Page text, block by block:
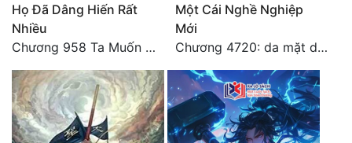
Trinh Thám
Triều Đấu
Trùng Sinh
Trọng Sinh
Tu Chân
Họ Đã Dâng Hiến Rất
Nhiều
Chương 958 Ta Muốn Cùng Các Cô Vĩnh Viễn Ở Bên Nhau (2) Hết
Một Cái Nghề Nghiệp
Mới
Chương 4720: da mặt dày